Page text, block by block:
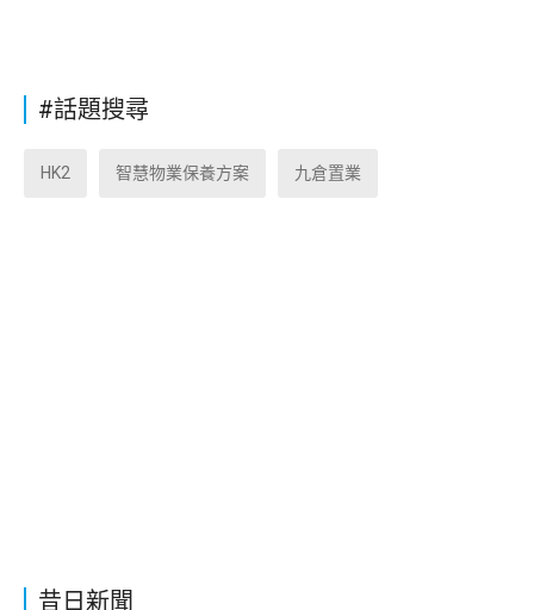
昔日新聞
#話題搜尋
HK2 智慧物業保養方案 九倉置業